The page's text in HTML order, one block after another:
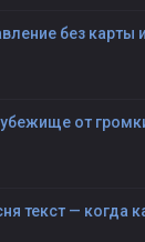
без карты